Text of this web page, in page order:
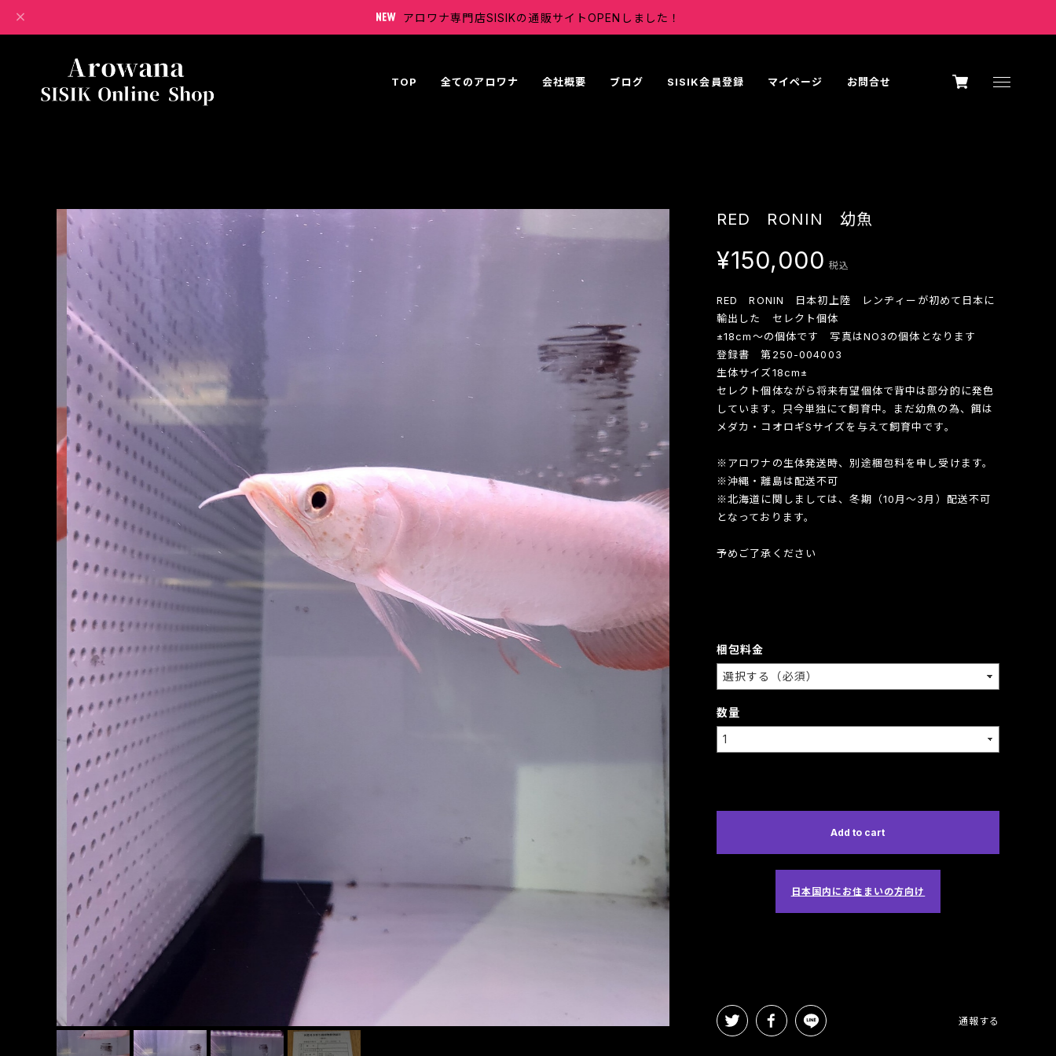
アロワナ専門店SISIKの通販サイトOPENしました！
TOP 全てのアロワナ 会社概要 ブログ SISIK会員登録 マイページ お問合せ
RED RONIN 幼魚
¥150,000 税込
RED RONIN 日本初上陸 レンヂィーが初めて日本に
輸出した セレクト個体
±18cm～の個体です 写真はNO3の個体となります
登録書 第250-004003
生体サイズ18cm±
セレクト個体ながら将来有望個体で背中は部分的に発色
しています。只今単独にて飼育中。まだ幼魚の為、餌は
メダカ・コオロギSサイズを与えて飼育中です。
※アロワナの生体発送時、別途梱包料を申し受けます。
※沖縄・離島は配送不可
※北海道に関しましては、冬期（10月～3月）配送不可
となっております。
予めご了承ください
梱包料金
数量
Add to cart
日本国内にお住まいの方向け
通報する